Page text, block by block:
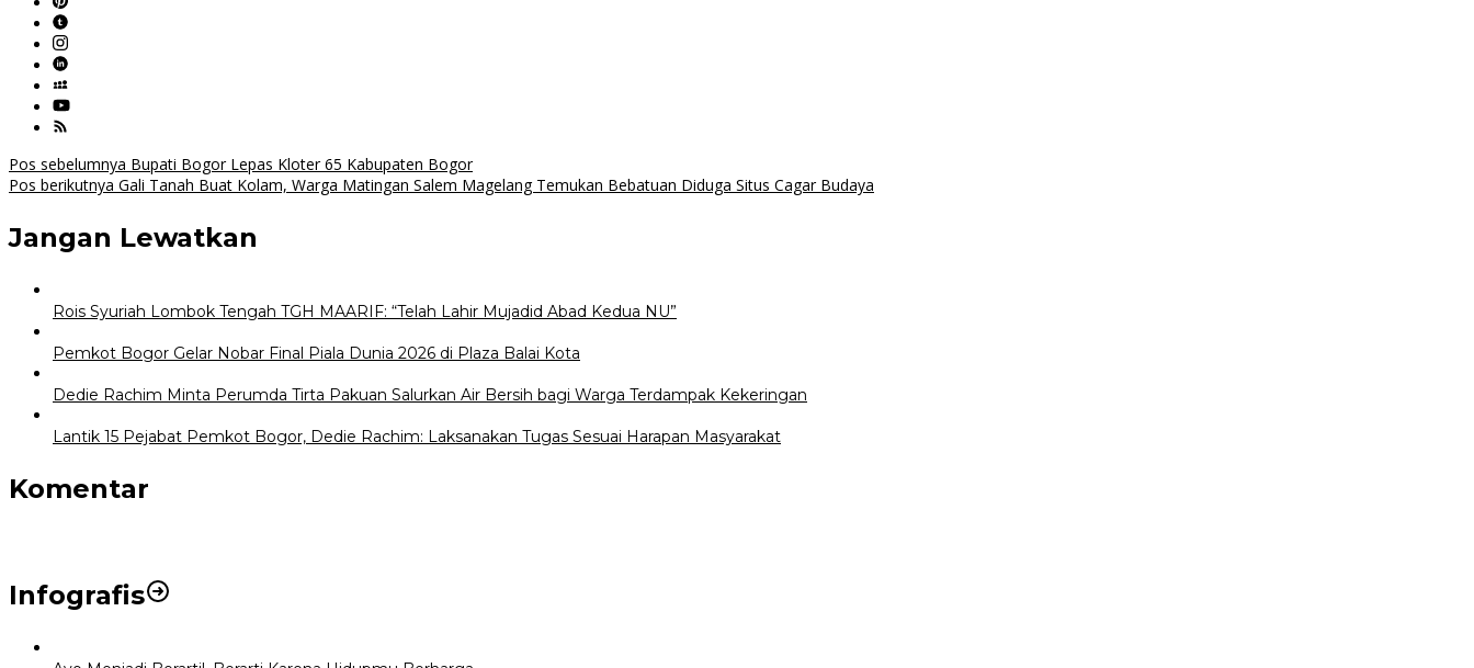
Navigasi
pos
Pos sebelumnya Bupati Bogor Lepas Kloter 65 Kabupaten Bogor
Pos berikutnya Gali Tanah Buat Kolam, Warga Matingan Salem Magelang Temukan Bebatuan Diduga Situs Cagar Budaya
Jangan Lewatkan
Rois Syuriah Lombok Tengah TGH MAARIF: “Telah Lahir Mujadid Abad Kedua NU”
Pemkot Bogor Gelar Nobar Final Piala Dunia 2026 di Plaza Balai Kota
Dedie Rachim Minta Perumda Tirta Pakuan Salurkan Air Bersih bagi Warga Terdampak Kekeringan
Lantik 15 Pejabat Pemkot Bogor, Dedie Rachim: Laksanakan Tugas Sesuai Harapan Masyarakat
Komentar
Infografis